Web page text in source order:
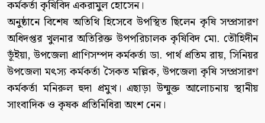
কর্মকর্তা কৃষিবিদ একরামুল হোসেন।
অনুষ্ঠানে বিশেষ অতিথি হিসেবে উপস্থিত ছিলেন কৃষি সম্প্রসারণ
অধিদপ্তর খুলনার অতিরিক্ত উপপরিচালক কৃষিবিদ মো. তৌহিদীন
ভূঁইয়া, উপজেলা প্রাণিসম্পদ কর্মকর্তা ডা. পার্থ প্রতিম রায়, সিনিয়র
উপজেলা মৎস্য কর্মকর্তা সৈকত মল্লিক, উপজেলা কৃষি সম্প্রসারণ
কর্মকর্তা মনিরুল হুদা প্রমুখ। এছাড়া উন্মুক্ত আলোচনায় স্থানীয়
সাংবাদিক ও কৃষক প্রতিনিধিরা অংশ নেন।